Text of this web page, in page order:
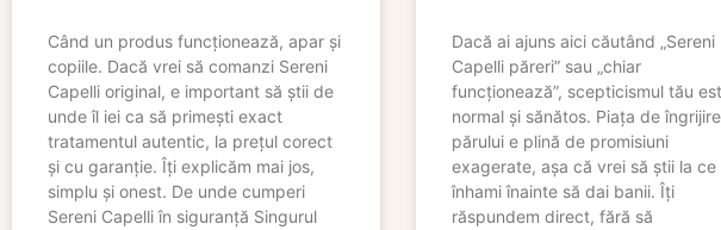
Când un produs funcționează, apar și
copiile. Dacă vrei să comanzi Sereni
Capelli original, e important să știi de
unde îl iei ca să primești exact
tratamentul autentic, la prețul corect
și cu garanție. Îți explicăm mai jos,
simplu și onest. De unde cumperi
Sereni Capelli în siguranță Singurul
Dacă ai ajuns aici căutând „Sereni
Capelli păreri” sau „chiar
funcționează”, scepticismul tău
normal și sănătos. Piața de
părului e plină de promisiuni
exagerate, așa că vrei să știi la ce
înhami înainte să dai banii. Îți
răspundem direct, fără să